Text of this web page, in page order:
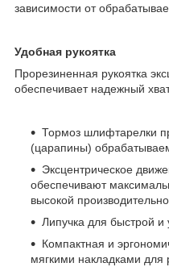
зависимости от
Удобная рукоятка
Прорезиненная рукоятка
обеспечивает надежный
Тормоз шлифтарелки
(царапины)
Эксцентрическое
обеспечивают
высокой
Липучка для быстрой
Компактная и
мягкими накладками для